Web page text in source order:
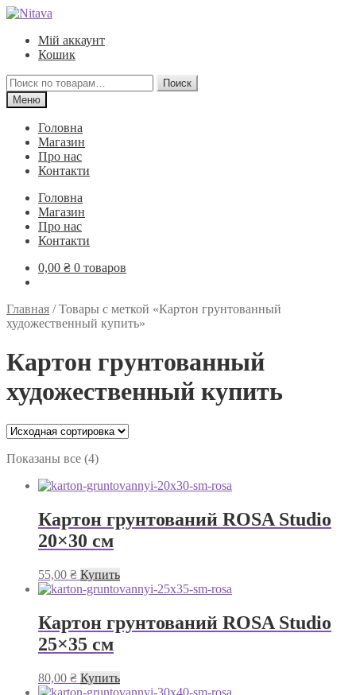
Перейти
навигации
Перейти
содержимому
Мій аккаунт
Кошик
Искать:
Поиск
Меню
Головна
Магазин
Про нас
Контакти
Головна
Магазин
Про нас
Контакти
0,00 ₴ 0 товаров
Главная /Товары с меткой «Картон грунтованный
художественный купить»
Картон грунтованный
художественный купить
Показаны все (4)
Картон грунтований ROSA Studio
20×30 см
55,00 ₴ Купить
Картон грунтований ROSA Studio
25×35 см
80,00 ₴ Купить